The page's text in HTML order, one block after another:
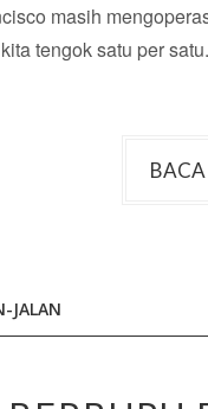
masih
tengok satu per satu.
BACA
JALAN